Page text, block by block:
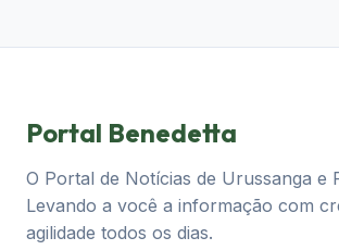
Portal Benedetta
O Portal de Notícias de Urussanga e
Levando a você a informação com
agilidade todos os dias.